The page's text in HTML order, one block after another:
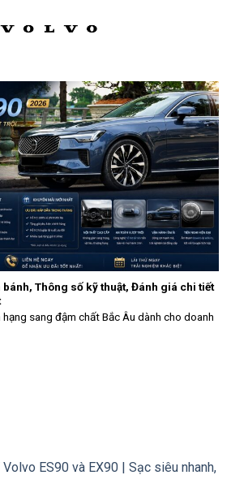
bánh, Thông số kỹ thuật, Đánh giá chi tiết
sang đậm chất Bắc Âu dành cho doanh
ES90 và EX90 | Sạc siêu nhanh,